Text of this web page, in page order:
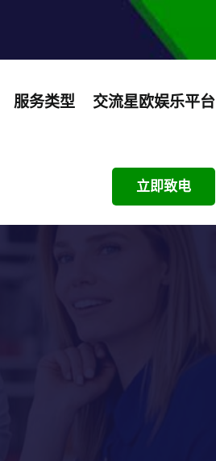
服务类型 交流星欧娱乐平台
立即致电